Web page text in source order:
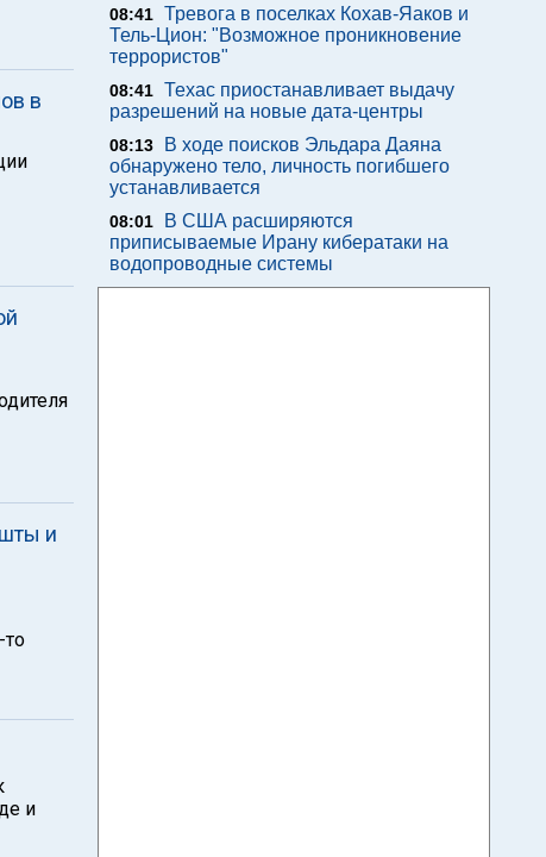
в
и
и
08:41 Тревога в поселках Кохав-Яаков и
Тель-Цион: "Возможное проникновение
террористов"
08:41 Техас приостанавливает выдачу
разрешений на новые дата-центры
08:13
В ходе поисков Эльдара Даяна
обнаружено тело, личность погибшего
устанавливается
08:01
В США расширяются
приписываемые Ирану кибератаки на
водопроводные системы